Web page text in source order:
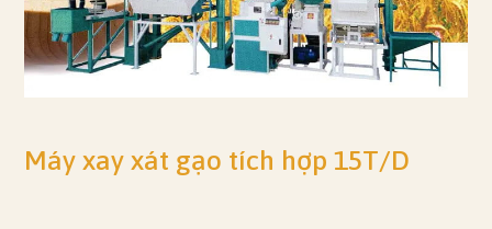
Máy xay xát gạo tích hợp 15T/D